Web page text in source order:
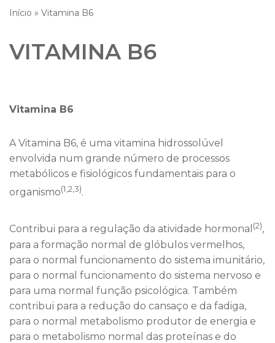
Início » Vitamina B6
VITAMINA B6
Vitamina B6
A Vitamina B6, é uma vitamina hidrossolúvel
envolvida num grande número de processos
metabólicos e fisiológicos fundamentais para o
organismo(1,2,3).
Contribui para a regulação da atividade hormonal (2),
para a formação normal de glóbulos vermelhos,
para o normal funcionamento do sistema imunitário,
para o normal funcionamento do sistema nervoso e
para uma normal função psicológica. Também
contribui para a redução do cansaço e da fadiga,
para o normal metabolismo produtor de energia e
para o metabolismo normal das proteínas e do